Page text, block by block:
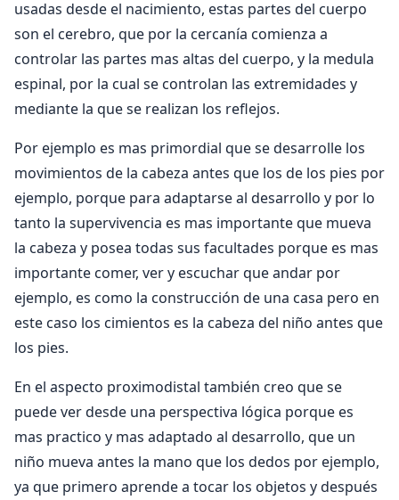
usadas desde el nacimiento, estas partes del cuerpo
son el cerebro, que por la cercanía comienza a
controlar las partes mas altas del cuerpo, y la medula
espinal, por la cual se controlan las extremidades y
mediante la que se realizan los reflejos.
Por ejemplo es mas primordial que se desarrolle los
movimientos de la cabeza antes que los de los pies por
ejemplo, porque para adaptarse al desarrollo y por lo
tanto la supervivencia es mas importante que mueva
la cabeza y posea todas sus facultades porque es mas
importante comer, ver y escuchar que andar por
ejemplo, es como la construcción de una casa pero en
este caso los cimientos es la cabeza del niño antes que
los pies.
En el aspecto proximodistal también creo que se
puede ver desde una perspectiva lógica porque es
mas practico y mas adaptado al desarrollo, que un
niño mueva antes la mano que los dedos por ejemplo,
ya que primero aprende a tocar los objetos y después